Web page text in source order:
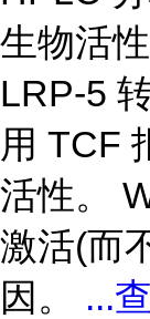
生物活
LRP-5
用 TCF
活性。
激活(而
因。 ...